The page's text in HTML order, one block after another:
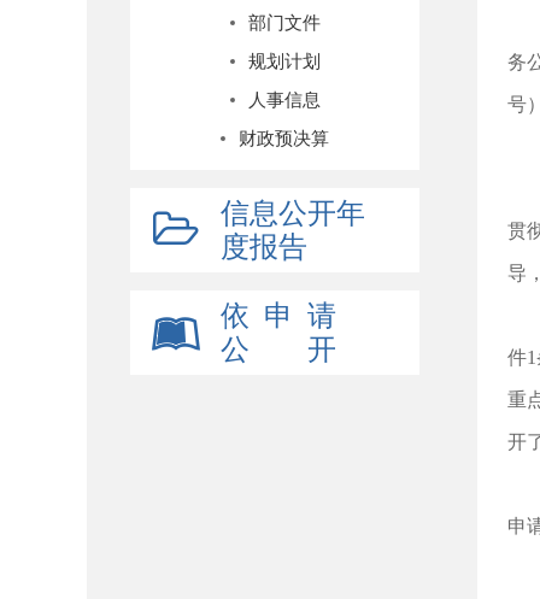
部门文件
规划计划
人事信息
财政预决算
信息公开年
度报告
依 申 请
公 开
务
号
贯
导
件
重
开
申